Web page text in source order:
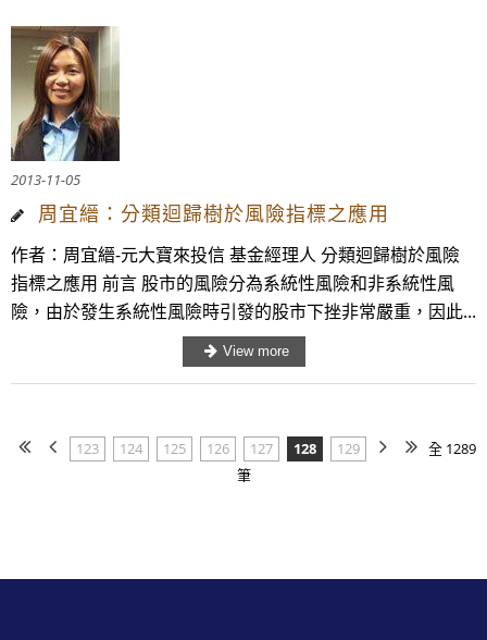
2013-11-05
周宜縉：分類迴歸樹於風險指標之應用
作者：周宜縉-元大寶來投信 基金經理人 分類迴歸樹於風險
指標之應用 前言 股市的風險分為系統性風險和非系統性風
險，由於發生系統性風險時引發的股市下挫非常嚴重，因此...
123 124 125 126 127 128 129
全 1289
筆